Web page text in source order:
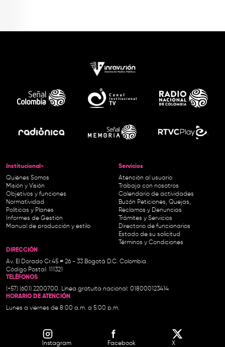
Institucional-
Quiénes Somos
Misión y Visión
Objetivos y funciones
Normatividad
Políticas y Planes
Informes de Gestión
Manual de producción y estilo
Servicios
Atención al usuario
Trabaja con nosotros
Calendario de actividades
Buzón Peticiones, Quejas,
Reclamos y Denuncias
Trámites y Servicios
Directorio de funcionarios
Estado de su solicitud
Términos y Condiciones
DIRECCIÓN
Av. El Dorado Cr.45 # 26 - 33 Bogotá D.C. Colombia.
Código Postal: 111321
TELÉFONOS
(+57) (601) 2200700. Línea gratuita nacional: 018000123414
HORARIO DE ATENCIÓN
Lunes a viernes de 8:00 a.m. a 5:00 p.m.
Instagram Facebook X